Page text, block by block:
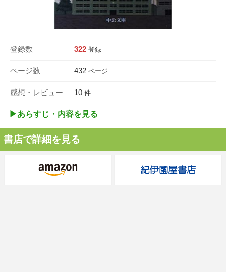
登録数 322 登録
ページ数 432 ページ
感想・レビュー 10 件
▶︎あらすじ・内容を見る
書店で詳細を見る